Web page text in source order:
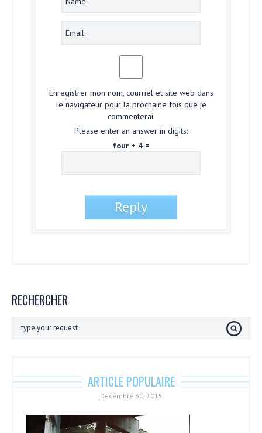
Enregistrer mon nom, courriel et site web dans
le navigateur pour la prochaine fois que je
commenterai.
Please enter an answer in digits:
four + 4 =
RECHERCHER
ARTICLE POPULAIRE
Décembre 30, 2015